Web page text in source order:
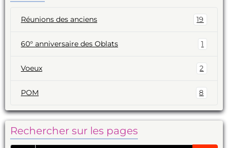
Réunions des anciens 19
60° anniversaire des Oblats 1
Voeux 2
POM 8
Rechercher sur les pages